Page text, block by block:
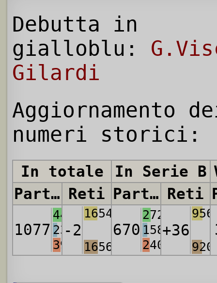
Debutta in
gialloblu:
Gilardi
Aggiornamento
numeri storici:
In totale In Serie B
Partite Reti Partite Reti
1077
444
236
397
-2
1654
1656
670
272
158
240
+36
956
920